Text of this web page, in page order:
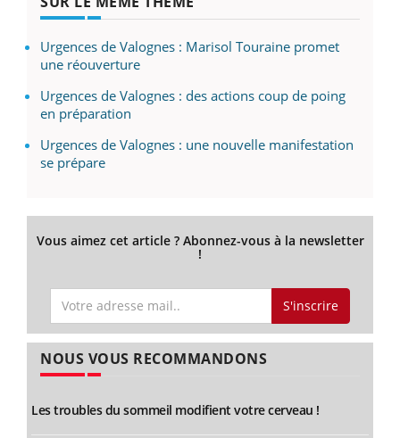
Urgences de Valognes : Marisol Touraine promet
une réouverture
Urgences de Valognes : des actions coup de poing
en préparation
Urgences de Valognes : une nouvelle manifestation
se prépare
Vous aimez cet article ? Abonnez-vous à la newsletter
!
S'inscrire
NOUS VOUS RECOMMANDONS
Les troubles du sommeil modifient votre cerveau !